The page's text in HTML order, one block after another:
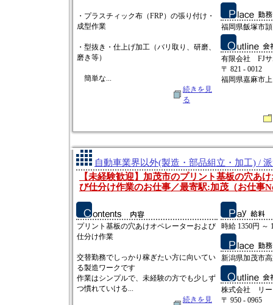
・プラスチィック布（FRP）の張り付け・
成型作業
・型抜き・仕上げ加工（バリ取り、研磨、
磨き等）
簡単な...
続きを見
る
福岡県飯塚市
有限会社 FJサ
〒 821 - 0012
福岡県嘉麻市
自動車業界以外(製造・部品組立・加工) /
【未経験歓迎】加茂市のプリント基板の穴あ
び仕分け作業のお仕事／最寄駅:加茂（お仕事
プリント基板の穴あけオペレーターおよび
仕分け作業
交替勤務でしっかり稼ぎたい方に向いてい
る製造ワークです
作業はシンプルで、未経験の方でも少しず
つ慣れていける...
続きを見
時給 1350円 ～
新潟県加茂市
株式会社 リー
〒 950 - 0965